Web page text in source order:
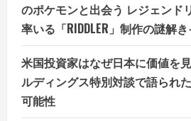
のポケモンと出会う レジェンド
率いる「RIDDLER」制作の謎解
米国投資家はなぜ日本に価値を
ルディングス特別対談で語られ
可能性